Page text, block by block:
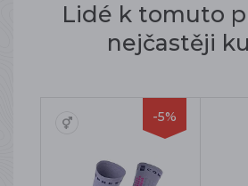
Lidé k tomuto
nejčastěji
-5%